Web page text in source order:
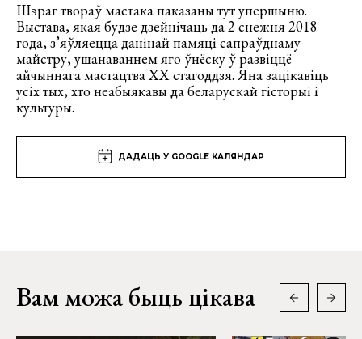
Шэраг твораў мастака паказаны тут упершыню.
Выстава, якая будзе дзейнічаць да 2 снежня 2018
года, з’яўляецца данінай памяці сапраўднаму
майстру, ушанаваннем яго ўнёску ў развіццё
айчыннага мастацтва ХХ стагоддзя. Яна зацікавіць
усіх тых, хто неабыякавы да беларускай гісторыі і
культуры.
ДАДАЦЬ У GOOGLE КАЛЯНДАР
Вам можа быць цікава